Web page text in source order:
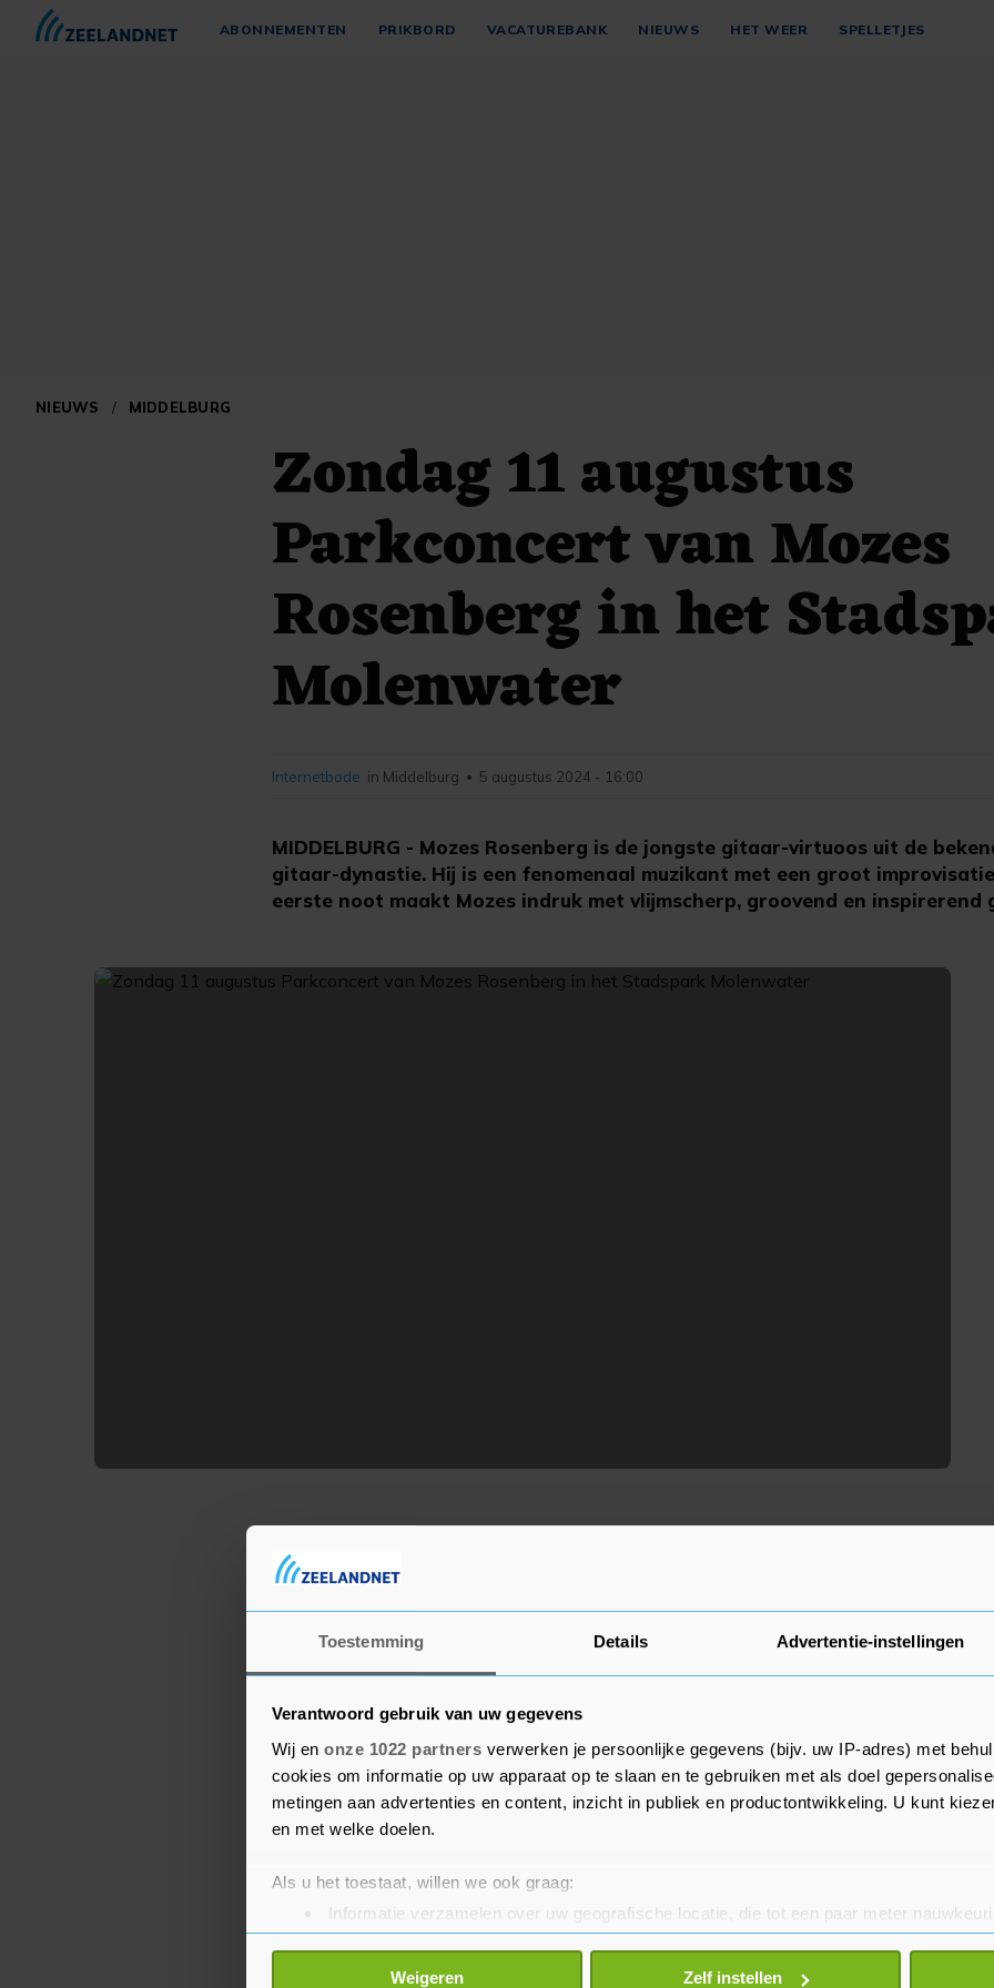
Toestemming Details Advertentie-instellingen
Verantwoord gebruik van uw gegevens
Wij en onze 1022 partners verwerken je persoonlijke gegevens (bijv. uw IP-adres) met
cookies om informatie op uw apparaat op te slaan en te gebruiken met als doel
metingen aan advertenties en content, inzicht in publiek en productontwikkeling. U kunt
en met welke doelen.
Als u het toestaat, willen we ook graag:
Informatie verzamelen over uw geografische locatie, die tot een paar meter
Uw apparaat identificeren door het actief te scannen op specifieke eigenschappen
Lees meer over hoe uw persoonlijke gegevens worden verwerkt en stel uw voorkeuren in het
Weigeren Zelf instellen
ABONNEMENTEN PRIKBORD VACATUREBANK NIEUWS HET WEER SPELLETJES
NIEUWS / MIDDELBURG
Zondag 11 augustus
Parkconcert van Mozes
Rosenberg in het
Molenwater
MIDDELBURG - Mozes Rosenberg is de jongste gitaar-virtuoos uit de
gitaar-dynastie. Hij is een fenomenaal muzikant met een groot
eerste noot maakt Mozes indruk met vlijmscherp, groovend en inspirerend
Internetbode in Middelburg • 5 augustus 2024 - 16:00